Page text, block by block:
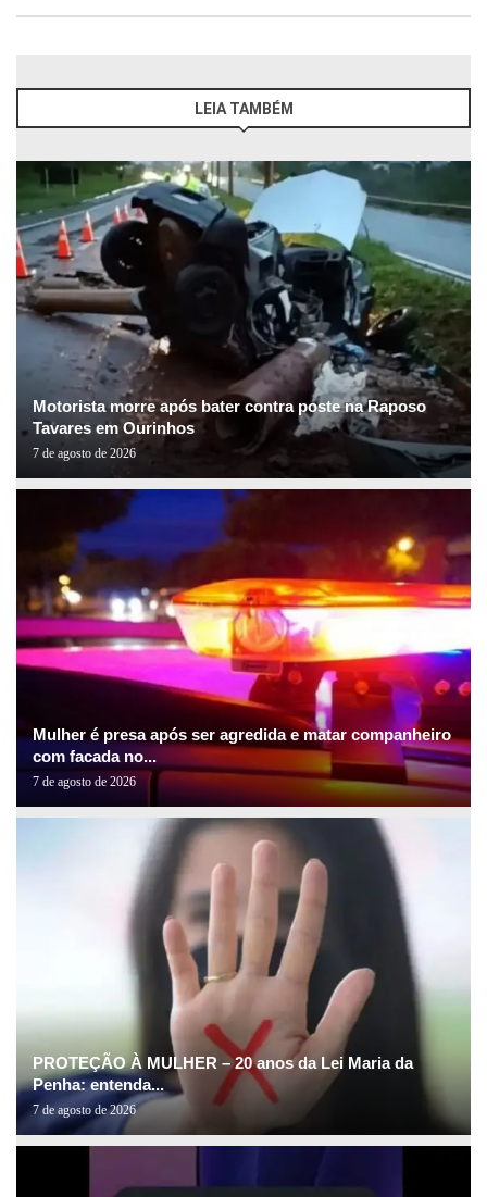
LEIA TAMBÉM
Motorista morre após bater contra poste na Raposo
Tavares em Ourinhos
7 de agosto de 2026
Mulher é presa após ser agredida e matar companheiro
com facada no...
7 de agosto de 2026
PROTEÇÃO À MULHER – 20 anos da Lei Maria da
Penha: entenda...
7 de agosto de 2026